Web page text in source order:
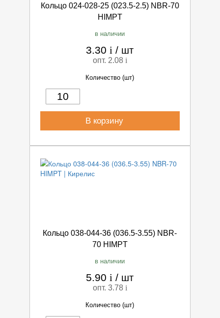
Кольцо 024-028-25 (023.5-2.5) NBR-70
HIMPT
в наличии
3.30i / шт
опт. 2.08 i
Количество (шт)
В корзину
Кольцо 038-044-36 (036.5-3.55) NBR-
70 HIMPT
в наличии
5.90i / шт
опт. 3.78 i
Количество (шт)